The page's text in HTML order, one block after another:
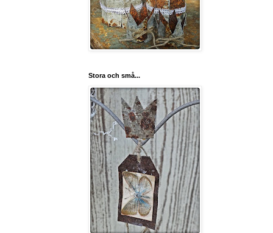
Stora och små...